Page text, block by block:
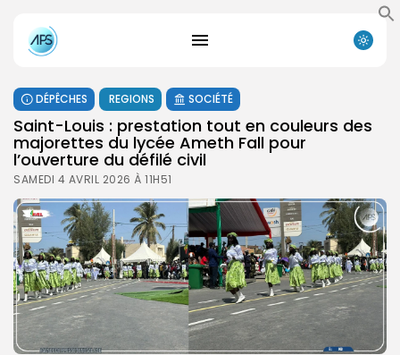
DÉPÊCHES REGIONS SOCIÉTÉ
Saint-Louis : prestation tout en couleurs des
majorettes du lycée Ameth Fall pour
l’ouverture du défilé civil
SAMEDI 4 AVRIL 2026 À 11H51